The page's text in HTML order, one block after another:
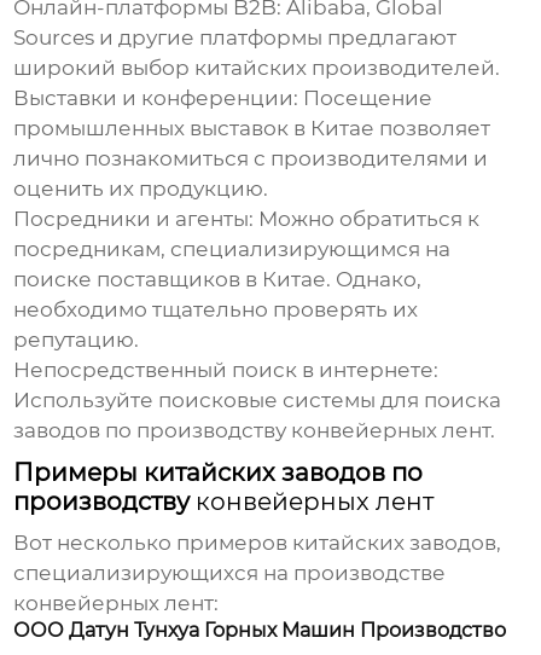
Онлайн-платформы B2B: Alibaba, Global
Sources и другие платформы предлагают
широкий выбор китайских производителей.
Выставки и конференции: Посещение
промышленных выставок в Китае позволяет
лично познакомиться с производителями и
оценить их продукцию.
Посредники и агенты: Можно обратиться к
посредникам, специализирующимся на
поиске поставщиков в Китае. Однако,
необходимо тщательно проверять их
репутацию.
Непосредственный поиск в интернете:
Используйте поисковые системы для поиска
заводов по производству конвейерных лент.
Примеры китайских заводов по
производству конвейерных лент
Вот несколько примеров китайских заводов,
специализирующихся на производстве
конвейерных лент:
ООО Датун Тунхуа Горных Машин Производство